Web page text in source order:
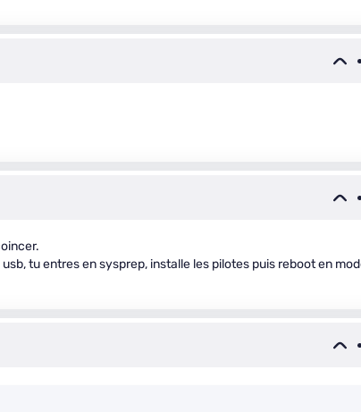
tu entres en sysprep, installe les pilotes puis reboot en